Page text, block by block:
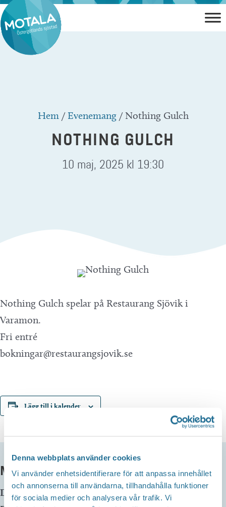
Denna webbplats använder cookies
Vi använder enhetsidentifierare för att anpassa innehållet
och annonserna till användarna, tillhandahålla funktioner
för sociala medier och analysera vår trafik. Vi
Hoppa
till
innehåll
Hem/Evenemang/ Nothing Gulch
NOTHING GULCH
10 maj, 2025 kl 19:30
Nothing Gulch spelar på Restaurang Sjövik i
Varamon.
Fri entré
bokningar@restaurangsjovik.se
Lägg till i kalender
MER INFO
Datum: 10 maj, 2025 kl 19:30